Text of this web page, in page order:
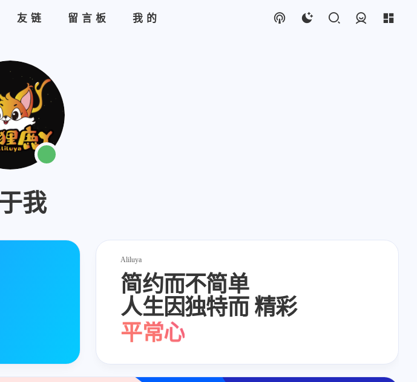
友链 留言板 我的
我
Aliluya
简约而不简单
人生因独特而精彩
体验生活
平常心